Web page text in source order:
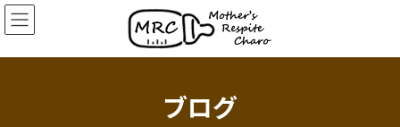
コ
ン
ン
ナ
ビ
ー
ブログ